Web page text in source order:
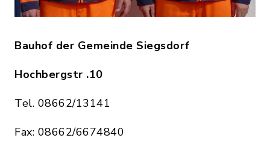
Bauhof der Gemeinde Siegsdorf
Hochbergstr .10
Tel. 08662/13141
Fax: 08662/6674840